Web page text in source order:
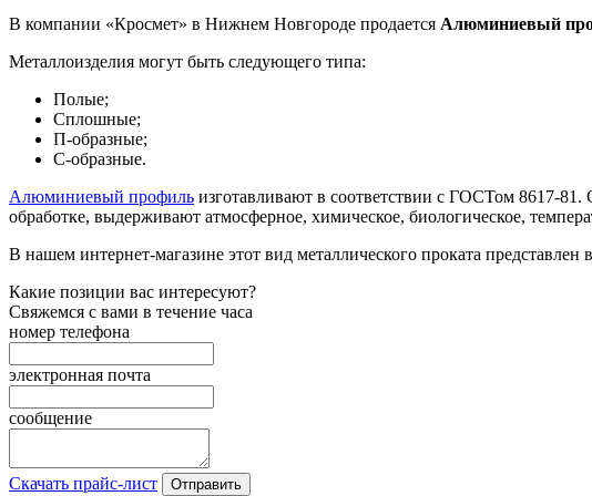
В компании «Кросмет» в Нижнем Новгороде продается Алюминиевый
Металлоизделия могут быть следующего типа:
Полые;
Сплошные;
П-образные;
С-образные.
Алюминиевый профиль изготавливают в соответствии с ГОСТом 8617-
обработке, выдерживают атмосферное, химическое, биологическое,
В нашем интернет-магазине этот вид металлического проката представлен
Какие позиции вас интересуют?
Свяжемся с вами в течение часа
номер телефона
электронная почта
сообщение
Скачать прайс-лист Отправить